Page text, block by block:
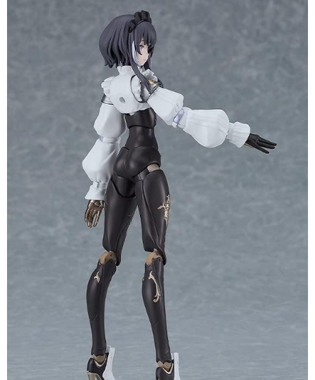
1.本服務係由「台灣大哥大股份有限公司」（以下簡稱本公司）所提供，讓
用戶於交易時，得透過本服務購買商品或服務，並由商店將買賣／分期付款
買賣價金債權讓與本公司後，依約使用本公司帳單繳交帳款。
2.基於同意付款使用「大哥付你分期」之契約關係目的，商店將以您的個人
資料（包含姓名、電話或地址）提供予台灣大哥大進項蒐集、處理及利用，
由本公司與您本人進行分期帳單所需資料之確認、核對及更正。
3.完整用戶服務條款，請詳閱以下連結：
https://oppay.tw/userRule
每筆NT$90，滿NT$3,000(含以上)免運費
預購-付款後7-11取貨(舊)
每筆NT$90，滿NT$3,000(含以上)免運費
每筆NT$120，滿NT$3,000(含以上)免運費
東海門市自取，需自備購物袋取貨唷。